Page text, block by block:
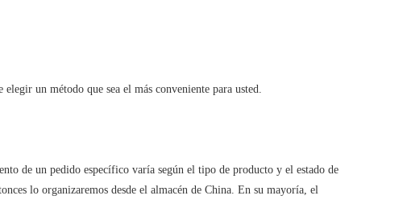
un método que sea el más conveniente para usted.
de un pedido específico varía según el tipo de producto y el estado de
lo organizaremos desde el almacén de China. En su mayoría, el